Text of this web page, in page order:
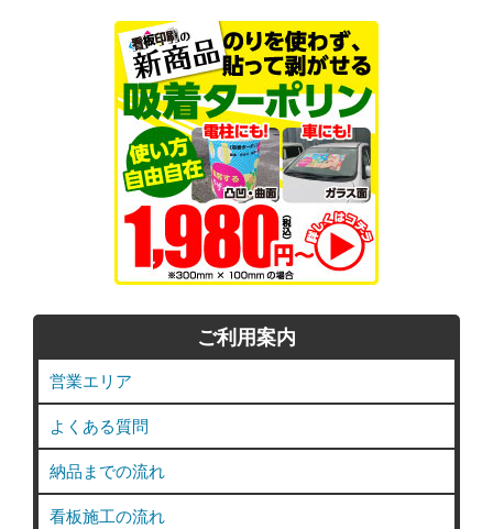
ご利用案内
営業エリア
よくある質問
納品までの流れ
看板施工の流れ